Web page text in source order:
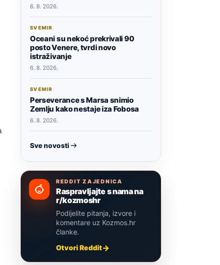
6. 8. 2026.
SVEMIR
Oceani su nekoć prekrivali 90
posto Venere, tvrdi novo
istraživanje
6. 8. 2026.
SVEMIR
Perseverance s Marsa snimio
Zemlju kako nestaje iza Fobosa
6. 8. 2026.
Sve novosti
REDDIT ZAJEDNICA
Raspravljajte s nama na
r/kozmoshr
Podijelite pitanja, izvore i
komentare uz Kozmos.hr
članke.
Otvori Reddit